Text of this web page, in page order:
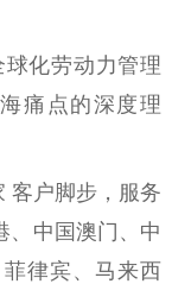
化劳动力管理
痛点的深度理
客户脚步，服务
、中国澳门、中
律宾、马来西